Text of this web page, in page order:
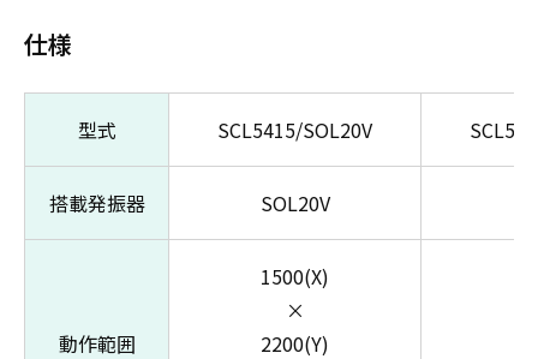
仕様
型式 SCL5415/SOL20V
搭載発振器 SOL20V
動作範囲
1500(X)
×
2200(Y)